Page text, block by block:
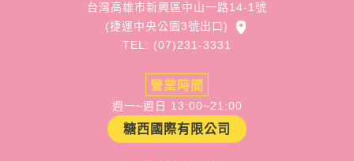
台灣高雄市新興區中山一路14-1號
(捷運中央公園3號出口)
TEL: (07)231-3331
營業時間
週一~週日 13:00~21:00
糖西國際有限公司